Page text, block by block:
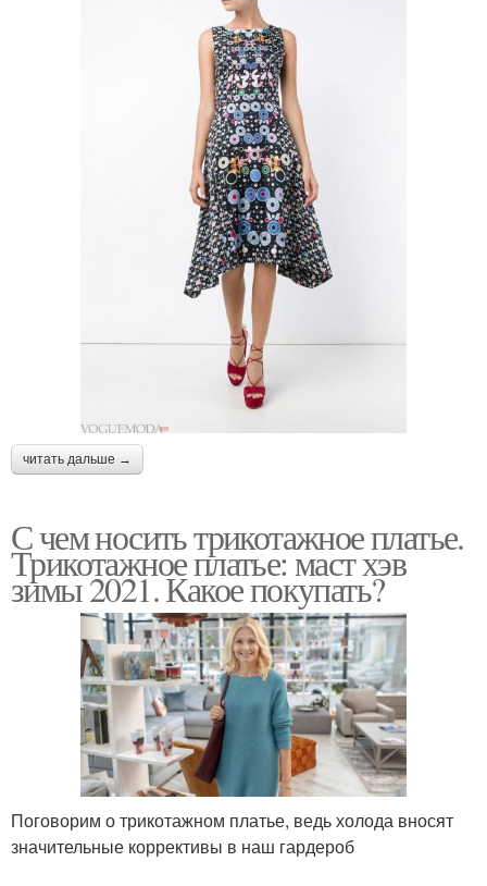
читать дальше →
С чем носить трикотажное платье.
Трикотажное платье: маст хэв
зимы 2021. Какое покупать?
Поговорим о трикотажном платье, ведь холода вносят
значительные коррективы в наш гардероб